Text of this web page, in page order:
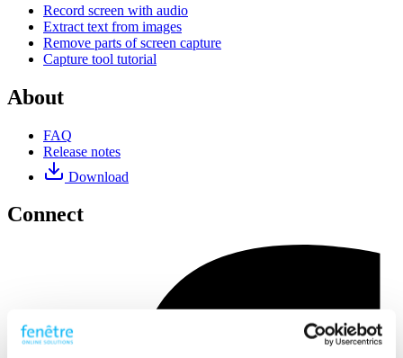
Record screen with audio
Extract text from images
Remove parts of screen capture
Capture tool tutorial
About
FAQ
Release notes
Download
Connect